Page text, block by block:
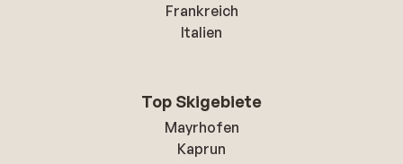
Frankreich
Italien
Top Skigebiete
Mayrhofen
Kaprun